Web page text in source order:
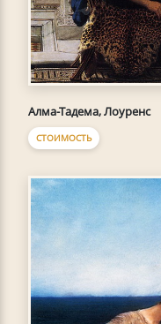
Алма-Тадема, Лоуренс
СТОИМОСТЬ